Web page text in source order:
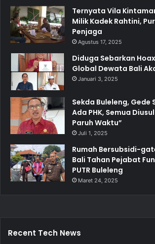
Ternyata Vila
Milik Kadek Rahtini,
Penjaga
Agustus 17, 2025
Diduga Sebarkan
Global Dewata Bali
Januari 3, 2025
Sekda Buleleng, Gede
Ada PHK, Semua
Paruh Waktu”
Juli 1, 2025
Rumah Bersubsidi-
Bali Tahan Pejabat
PUTR Buleleng
Maret 24, 2025
Recent Tech News